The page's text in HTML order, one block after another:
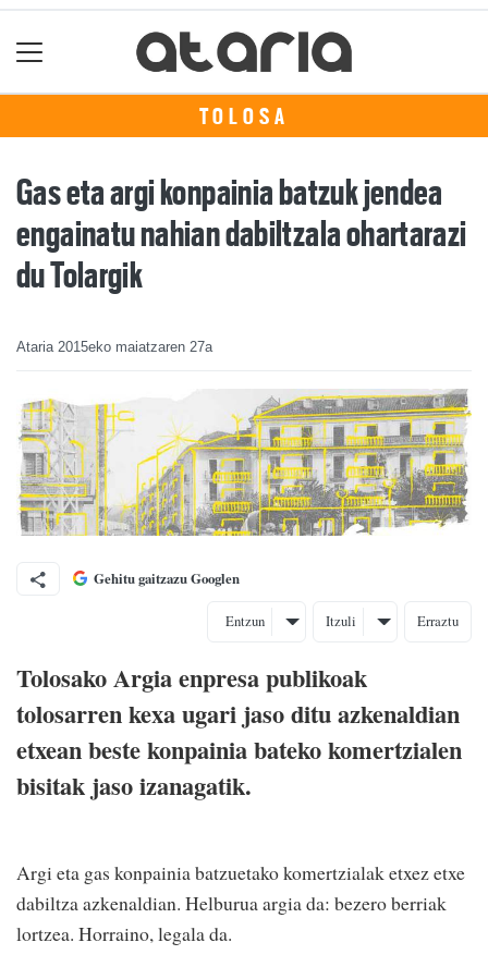
TOLOSA
Gas eta argi konpainia batzuk jendea
engainatu nahian dabiltzala ohartarazi
du Tolargik
Ataria 2015eko maiatzaren 27a
Gehitu gaitzazu Googlen
Entzun Itzuli Erraztu
Tolosako Argia enpresa publikoak
tolosarren kexa ugari jaso ditu azkenaldian
etxean beste konpainia bateko komertzialen
bisitak jaso izanagatik.
Argi eta gas konpainia batzuetako komertzialak etxez etxe
dabiltza azkenaldian. Helburua argia da: bezero berriak
lortzea. Horraino, legala da.